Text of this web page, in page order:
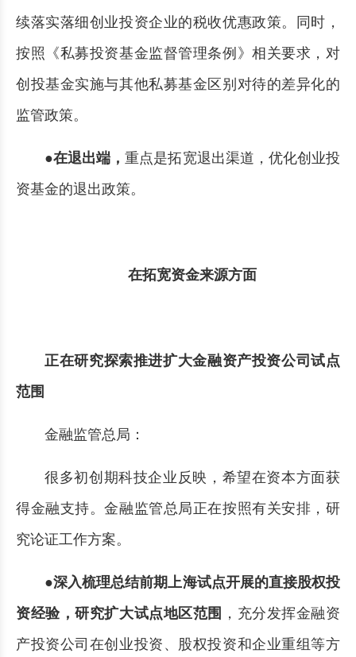
续落实落细创业投资企业的税收优惠政策。同时，
按照《私募投资基金监督管理条例》相关要求，对
创投基金实施与其他私募基金区别对待的差异化的
监管政策。
●在退出端，重点是拓宽退出渠道，优化创业投
资基金的退出政策。
在拓宽资金来源方面
正在研究探索推进扩大金融资产投资公司试点
范围
金融监管总局：
很多初创期科技企业反映，希望在资本方面获
得金融支持。金融监管总局正在按照有关安排，研
究论证工作方案。
●深入梳理总结前期上海试点开展的直接股权投
资经验，研究扩大试点地区范围 ，充分发挥金融资
产投资公司在创业投资、股权投资和企业重组等方